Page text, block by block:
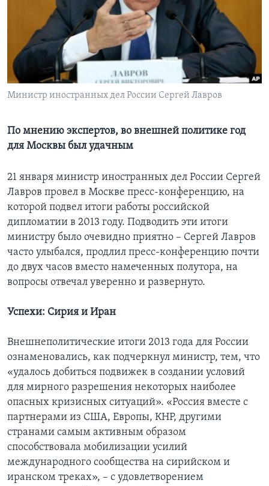
Learning English
СОЦИАЛЬНЫЕ СЕТИ
Министр иностранных дел России Сергей Лавров
По мнению экспертов, во внешней политике год
для Москвы был удачным
21 января министр иностранных дел России Сергей
Лавров провел в Москве пресс-конференцию, на
которой подвел итоги работы российской
дипломатии в 2013 году. Подводить эти итоги
министру было очевидно приятно – Сергей Лавров
часто улыбался, продлил пресс-конференцию почти
до двух часов вместо намеченных полутора, на
вопросы отвечал уверенно и развернуто.
Успехи: Сирия и Иран
Внешнеполитические итоги 2013 года для России
ознаменовались, как подчеркнул министр, тем, что
«удалось добиться подвижек в создании условий
для мирного разрешения некоторых наиболее
опасных кризисных ситуаций». «Россия вместе с
партнерами из США, Европы, КНР, другими
странами самым активным образом
способствовала мобилизации усилий
международного сообщества на сирийском и
иранском треках», – с удовлетворением